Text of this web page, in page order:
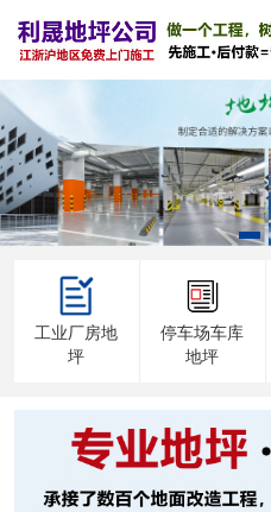
工业厂房地
坪
停车场车库
地坪